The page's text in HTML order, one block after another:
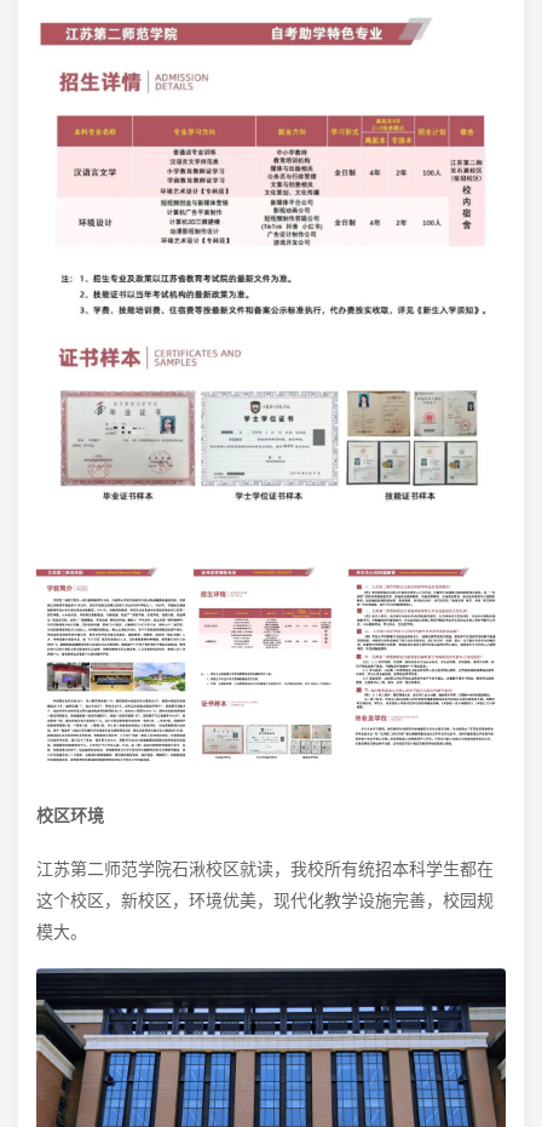
校区环境
江苏第二师范学院石湫校区就读，我校所有统招本科学生都在
这个校区，新校区，环境优美，现代化教学设施完善，校园规
模大。